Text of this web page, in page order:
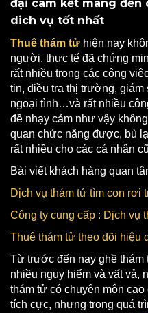
đại cam kết mang đến
dich vụ tốt nhất
Thuê thám tử hiện nay
người, thực tế đã chứng
rất nhiều trong các công
tin, điều tra thị trường, giám
ngoại tình…và rất nhiều
đề nhạy cảm như vậy
quan chức năng được, bù
rất nhiều cho các cá nhân
Bài viết khách hàng quan
Dịch vụ thám tử tìm con rơi
Công ty cung cấp : Dịch vụ
Thuê thám tử theo dõi hiệu
Từ trước đến nay ghề
nhiều nguy hiểm và vất vả,
thám tử có chuyên môn
tích cực, nhưng trong quá